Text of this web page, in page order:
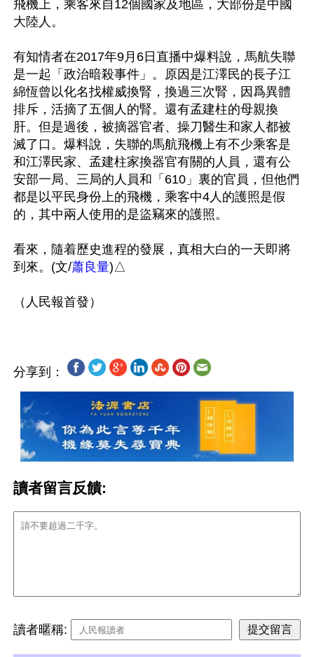
飛機上，乘客來自12個國家及地區，大部份是中國
大陸人。
有知情者在2017年9月6日直播中爆料說，馬航失聯
是一起「政治暗殺事件」。原因是江澤民的長子江
綿恆曾以化名找權威換腎，換過三次腎，因爲異體
排斥，活摘了五個人的腎。還有孟建柱的母親換
肝。但是過後，被摘器官者、操刀醫生和家人都被
滅了口。爆料說，失聯的馬航飛機上有不少乘客是
和江澤民家、孟建柱家換器官有關的人員，還有公
安部一局、三局的人員和「610」裏的官員，但他們
都是以平民身份上的飛機，乘客中4人的護照是假
的，其中兩人使用的是盜竊來的護照。
看來，隨着歷史進程的發展，真相大白的一天即將
到來。(文/蕭良量)△
分享到：
讀者留言反饋:
讀者暱稱: